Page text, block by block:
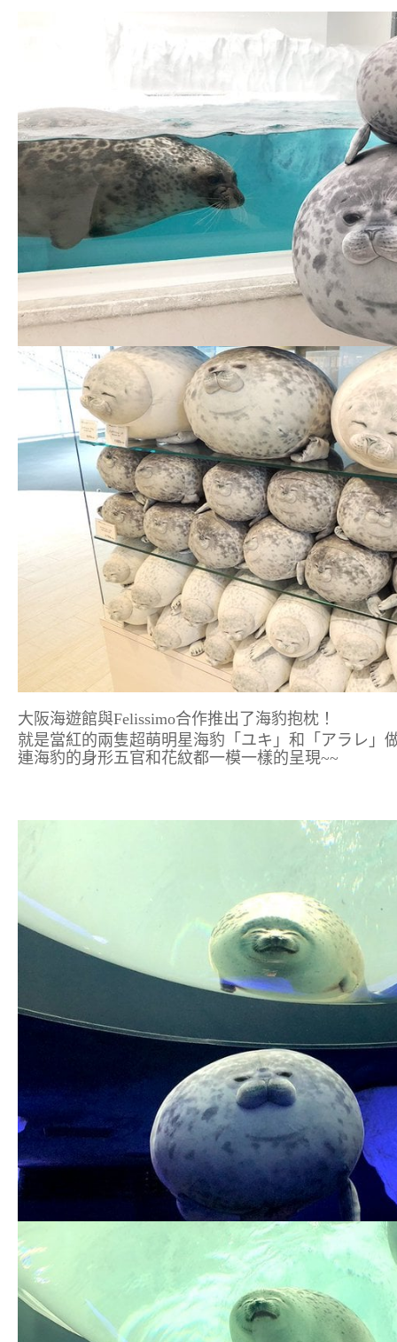
大阪海遊館與Felissimo合作推出了海豹抱枕！
就是當紅的兩隻超萌明星海豹「ユキ」和「アラレ」
連海豹的身形五官和花紋都一模一樣的呈現~~